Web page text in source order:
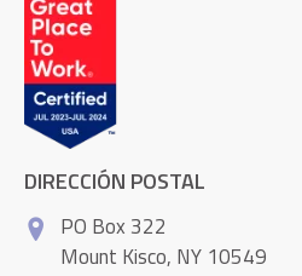
DIRECCIÓN POSTAL
PO Box 322
Mount Kisco, NY 10549